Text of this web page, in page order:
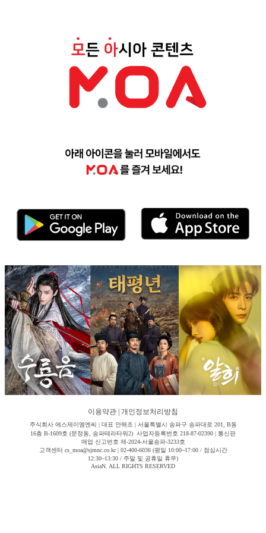
이용약관 개인정보처리방침
주식회사 에스제이엠엔씨 | 대표 안해조 | 서울특별시 송파구 송파대로 201, B동
16층 B-1609호 (문정동, 송파테라타워2) 사업자등록번호 218-87-02390 | 통신판
매업 신고번호 제-2024-서울송파-3233호
고객센터 cs_moa@sjmnc.co.kr | 02-400-6036 (평일 10:00~17:00 / 점심시간
12:30~13:30 / 주말 및 공휴일 휴무)
AsiaN. ALL RIGHTS RESERVED